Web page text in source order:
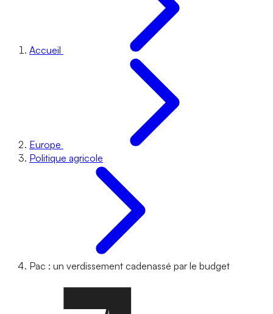
Accueil
Europe
Politique agricole
Pac : un verdissement cadenassé par le budget